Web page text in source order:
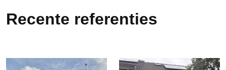
Recente referenties